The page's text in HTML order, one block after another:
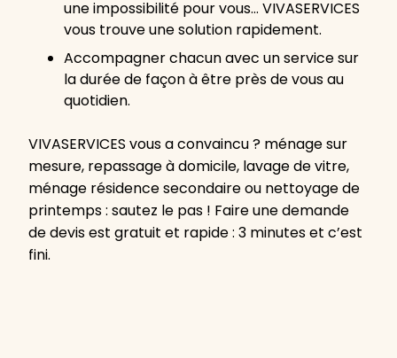
une impossibilité pour vous… VIVASERVICES
vous trouve une solution rapidement.
Accompagner chacun avec un service sur
la durée de façon à être près de vous au
quotidien.
VIVASERVICES vous a convaincu ? ménage sur
mesure, repassage à domicile, lavage de vitre,
ménage résidence secondaire ou nettoyage de
printemps : sautez le pas ! Faire une demande
de devis est gratuit et rapide : 3 minutes et c’est
fini.